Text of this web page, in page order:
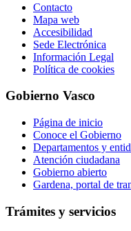
Contacto
Mapa web
Accesibilidad
Sede Electrónica
Información Legal
Política de cookies
Gobierno Vasco
Página de inicio
Conoce el Gobierno
Departamentos y
Atención ciudadana
Gobierno abierto
Gardena, portal de
Trámites y servicios